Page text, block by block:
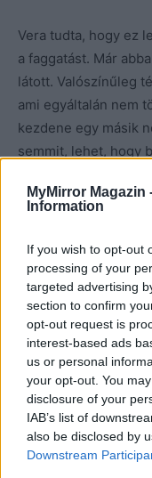
MyMirror Magazin
Information
If you wish to opt-out
processing of your
targeted advertising
section to confirm
opt-out request is
interest-based ads
us or personal
your opt-out. You
disclosure of your
IAB’s list of
also be disclosed by
Downstream
Vera tudta, hogy ez
a faggatást. Már
látott. Valószínűleg
ami egyáltalán nem
kezdene egy másik
semmit, lehet, hogy
megnyugodott. Már
élénk fantáziája